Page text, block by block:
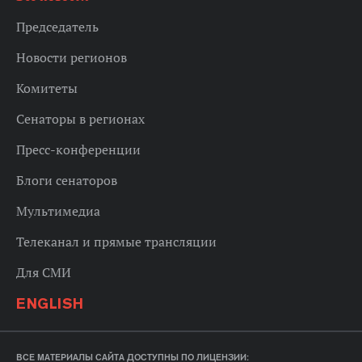
Председатель
Новости регионов
Комитеты
Сенаторы в регионах
Пресс-конференции
Блоги сенаторов
Мультимедиа
Телеканал и прямые трансляции
Для СМИ
ENGLISH
ВСЕ МАТЕРИАЛЫ САЙТА ДОСТУПНЫ ПО ЛИЦЕНЗИИ: